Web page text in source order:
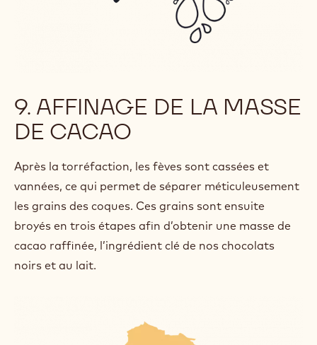
9. AFFINAGE DE LA MASSE
DE CACAO
Après la torréfaction, les fèves sont cassées et
vannées, ce qui permet de séparer méticuleusement
les grains des coques. Ces grains sont ensuite
broyés en trois étapes afin d’obtenir une masse de
cacao raffinée, l’ingrédient clé de nos chocolats
noirs et au lait.